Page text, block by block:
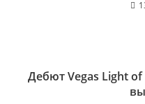
Дебют Vegas Light